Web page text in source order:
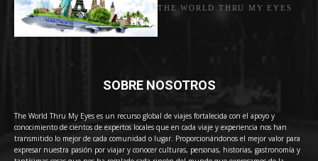
THE WORLD THRU MY EYES
SOBRE NOSOTROS
The World Thru My Eyes es un recurso global de viajes fortalecida con el apoyo y
conocimiento de cientos de expertos locales que en cada viaje y experiencia nos han
transmitido lo mejor de cada comunidad o lugar. Proporcionándonos el mejor valor para
expresar nuestra pasión por viajar y conocer culturas, personas, historias, gastronomía y